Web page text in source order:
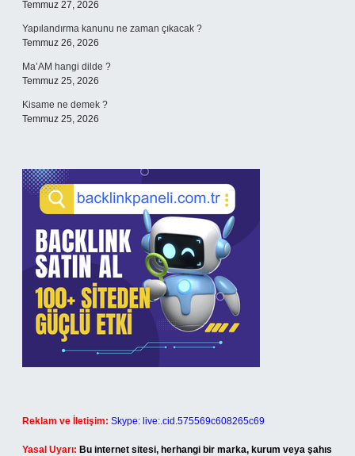
Temmuz 27, 2026
Yapılandırma kanunu ne zaman çıkacak ?
Temmuz 26, 2026
Ma’AM hangi dilde ?
Temmuz 25, 2026
Kisame ne demek ?
Temmuz 25, 2026
Reklam ve İletişim: Skype: live:.cid.575569c608265c69
Yasal Uyarı: Bu internet sitesi, herhangi bir marka, kurum veya şahıs